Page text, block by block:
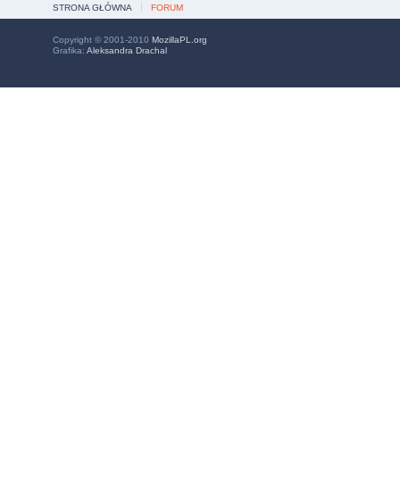
STRONA GŁÓWNA FORUM
Copyright © 2001-2010 MozillaPL.org
Grafika: Aleksandra Drachal